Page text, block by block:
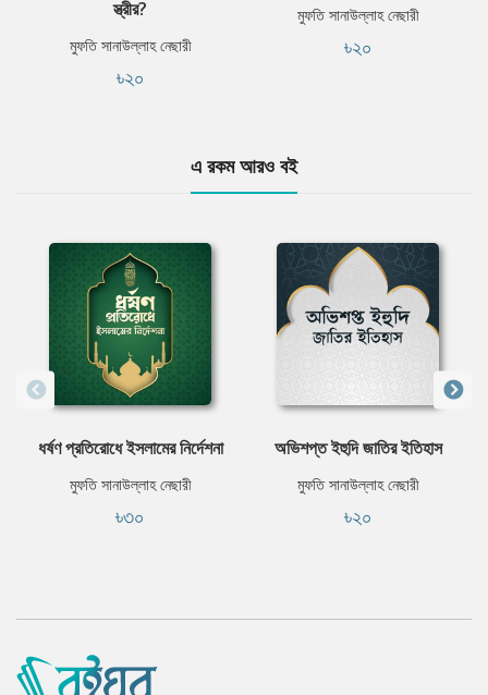
স্ত্রীর?
মুফতি সানাউল্লাহ নেছারী
৳২০
মুফতি সানাউল্লাহ নেছারী
৳২০
এ রকম আরও বই
ধর্ষণ প্রতিরোধে ইসলামের নির্দেশনা
মুফতি সানাউল্লাহ নেছারী
৳৩০
অভিশপ্ত ইহুদি জাতির ইতিহাস
মুফতি সানাউল্লাহ নেছারী
৳২০